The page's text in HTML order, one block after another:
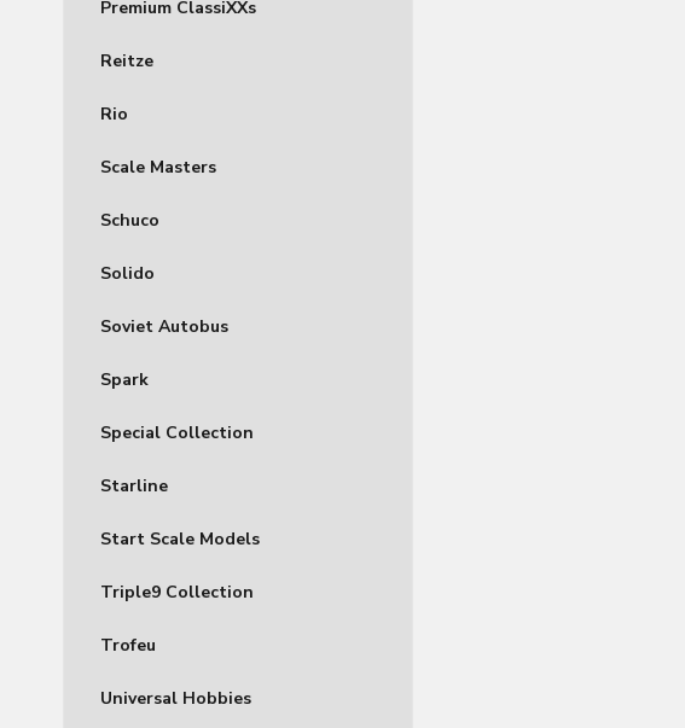
Premium ClassiXXs
Reitze
Rio
Scale Masters
Schuco
Solido
Soviet Autobus
Spark
Special Collection
Starline
Start Scale Models
Triple9 Collection
Trofeu
Universal Hobbies